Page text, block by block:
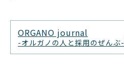
ORGANO journal
-オルガノの人と採用のぜんぶ-